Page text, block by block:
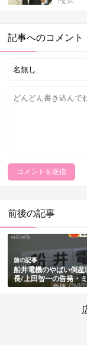
記事へのコメント
前後の記事
前の記事
船井電機のやばい倒産
長/上田智一の告発・
動・創業者/船井哲良